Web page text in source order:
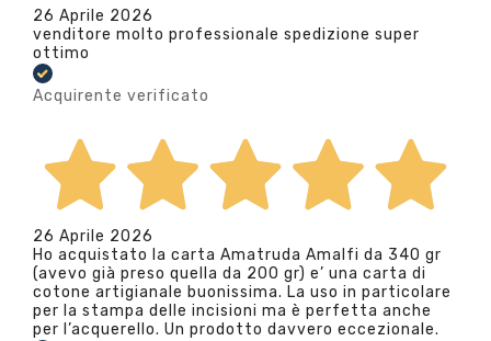
26 Aprile 2026
venditore molto professionale spedizione super
ottimo
Acquirente verificato
26 Aprile 2026
Ho acquistato la carta Amatruda Amalfi da 340 gr
(avevo già preso quella da 200 gr) e’ una carta di
cotone artigianale buonissima. La uso in particolare
per la stampa delle incisioni ma è perfetta anche
per l’acquerello. Un prodotto davvero eccezionale.